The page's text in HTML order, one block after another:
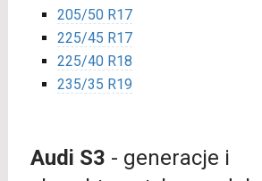
205/50 R17
225/45 R17
225/40 R18
235/35 R19
Audi S3 - generacje i